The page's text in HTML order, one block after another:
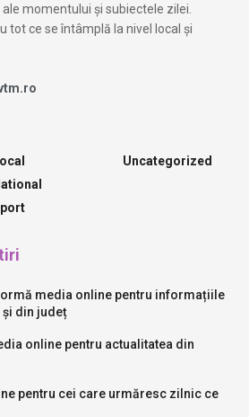
momentului și subiectele zilei.
tot ce se întâmplă la nivel local și
Uncategorized
media online pentru informațiile
și din județ
online pentru actualitatea din
pentru cei care urmăresc zilnic ce